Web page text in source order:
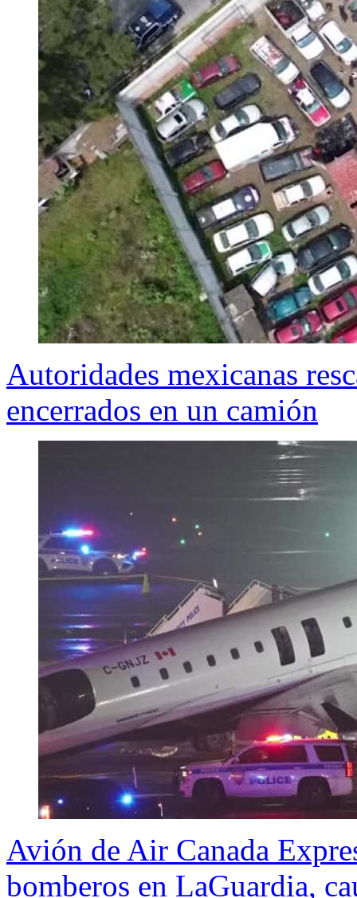
Autoridades mexicanas
encerrados en un camión
Avión de Air Canada
bomberos en LaGuardia,